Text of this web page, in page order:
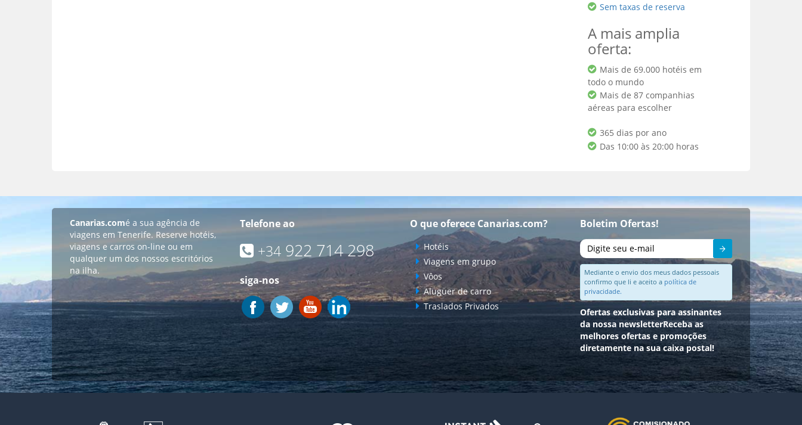
Sem taxas de reserva
A mais amplia
oferta:
Mais de 69.000 hotéis em
todo o mundo
Mais de 87 companhias
aéreas para escolher
365 dias por ano
Das 10:00 às 20:00 horas
Canarias.comé a sua agência de
viagens em Tenerife. Reserve hotéis,
viagens e carros on-line ou em
qualquer um dos nossos escritórios
na ilha.
Telefone ao
+34 922 714 298
siga-nos
O que oferece Canarias.com?
Hotéis
Viagens em grupo
Vôos
Aluguer de carro
Traslados Privados
Boletim Ofertas!
Mediante o envio dos meus dados pessoais
confirmo que li e aceito a política de
privacidade.
Ofertas exclusivas para assinantes
da nossa newsletterReceba as
melhores ofertas e promoções
diretamente na sua caixa postal!